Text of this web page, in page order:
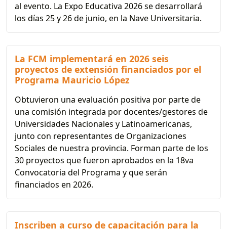
al evento. La Expo Educativa 2026 se desarrollará
los días 25 y 26 de junio, en la Nave Universitaria.
La FCM implementará en 2026 seis
proyectos de extensión financiados por el
Programa Mauricio López
Obtuvieron una evaluación positiva por parte de
una comisión integrada por docentes/gestores de
Universidades Nacionales y Latinoamericanas,
junto con representantes de Organizaciones
Sociales de nuestra provincia. Forman parte de los
30 proyectos que fueron aprobados en la 18va
Convocatoria del Programa y que serán
financiados en 2026.
Inscriben a curso de capacitación para la